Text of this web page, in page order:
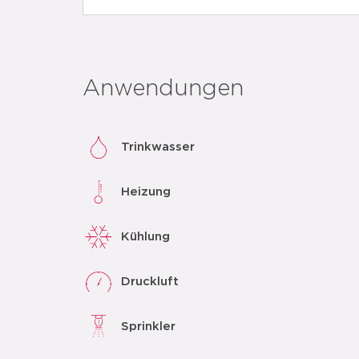
Anwendungen
Trinkwasser
Heizung
Kühlung
Druckluft
Sprinkler